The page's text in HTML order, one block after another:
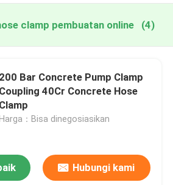
clamp pembuatan online (4)
200 Bar Concrete Pump Clamp
Coupling 40Cr Concrete Hose
Clamp
Harga：Bisa dinegosiasikan
Hubungi kami